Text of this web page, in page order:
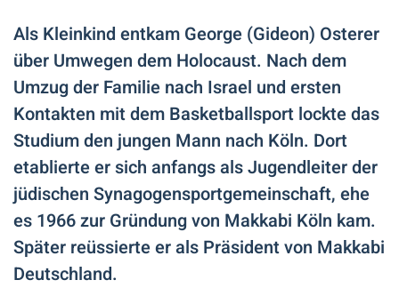
Als Kleinkind entkam George (Gideon) Osterer
über Umwegen dem Holocaust. Nach dem
Umzug der Familie nach Israel und ersten
Kontakten mit dem Basketballsport lockte das
Studium den jungen Mann nach Köln. Dort
etablierte er sich anfangs als Jugendleiter der
jüdischen Synagogensportgemeinschaft, ehe
es 1966 zur Gründung von Makkabi Köln kam.
Später reüssierte er als Präsident von Makkabi
Deutschland.